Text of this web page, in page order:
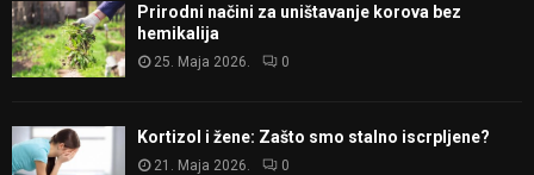
Prirodni načini za uništavanje korova bez
hemikalija
25. Maja 2026. 0
Kortizol i žene: Zašto smo stalno iscrpljene?
21. Maja 2026. 0